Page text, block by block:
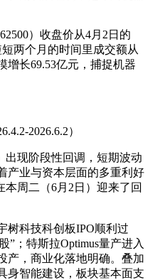
）收盘价从4月2日的
两个月的时间里成交额从
增长69.53亿元，捕捉机器
2026.6.2）
出现阶段性回调，短期波动
产业与资本层面的多重利好
周二（6月2日）迎来了回
树科技科创板IPO顺利过
”；特斯拉Optimus量产进入
产，商业化落地明确。叠加
身智能建设，板块基本面支